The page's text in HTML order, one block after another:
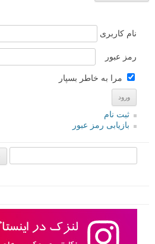
نام کاربری
رمز عبور
مرا به خاطر بسپار
ثبت نام
بازیابی رمز عبور